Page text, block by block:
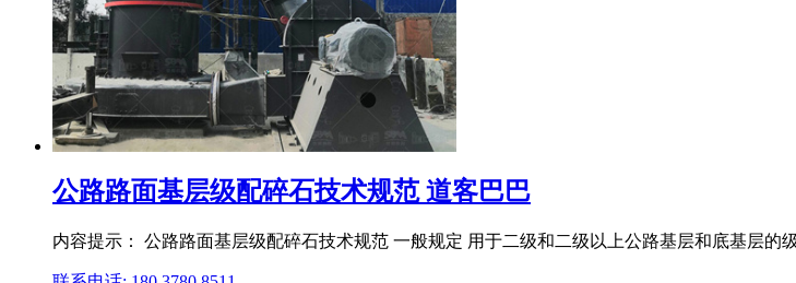
公路路面基层级配碎石技术规范 道客巴巴
内容提示： 公路路面基层级配碎石技术规范 一般规定 用于二级和二级以上公路基层和底基层的